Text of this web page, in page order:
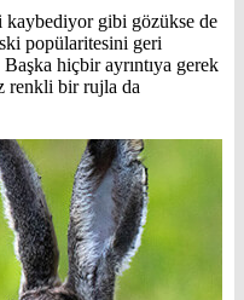
kaybediyor gibi gözükse de
popülaritesini geri
hiçbir ayrıntıya gerek
renkli bir rujla da